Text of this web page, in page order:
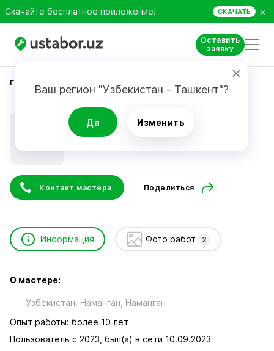
Скачайте бесплатное приложение! СКАЧАТЬ ×
Оставить
заявку
Ваш регион "Узбекистан - Ташкент"?
Да Изменить
Главная
Yanishev Orif
Контакт мастера Поделиться
Информация Фото работ 2
О мастере:
Узбекистан, Наманган, Наманган
Опыт работы: более 10 лет
Пользователь с 2023, был(а) в сети 10.09.2023